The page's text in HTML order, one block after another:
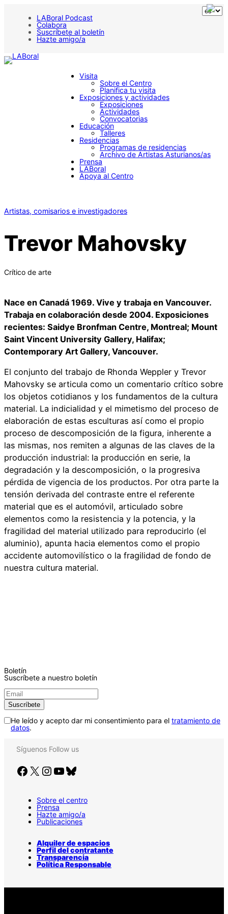
LABoral Podcast
Colabora
Suscríbete al boletín
Hazte amigo/a
Visita
Sobre el Centro
Planifica tu visita
Exposiciones y actividades
Exposiciones
Actividades
Convocatorias
Educación
Talleres
Residencias
Programas de residencias
Archivo de Artistas Asturianos/as
Prensa
LABoral
Apoya al Centro
Artistas, comisarios e investigadores
Trevor Mahovsky
Crítico de arte
Nace en Canadá 1969. Vive y trabaja en Vancouver.
Trabaja en colaboración desde 2004. Exposiciones
recientes: Saidye Bronfman Centre, Montreal; Mount
Saint Vincent University Gallery, Halifax;
Contemporary Art Gallery, Vancouver.
El conjunto del trabajo de Rhonda Weppler y Trevor
Mahovsky se articula como un comentario crítico sobre
los objetos cotidianos y los fundamentos de la cultura
material. La indicialidad y el mimetismo del proceso de
elaboración de estas esculturas así como el propio
proceso de descomposición de la figura, inherente a
las mismas, nos remiten a algunas de las claves de la
producción industrial: la producción en serie, la
degradación y la descomposición, o la progresiva
pérdida de vigencia de los productos. Por otra parte la
tensión derivada del contraste entre el referente
material que es el automóvil, articulado sobre
elementos como la resistencia y la potencia, y la
fragilidad del material utilizado para reproducirlo (el
aluminio), apunta hacia elementos como el propio
accidente automovilístico o la fragilidad de fondo de
nuestra cultura material.
Boletín
Suscríbete a nuestro boletín
He leído y acepto dar mi consentimiento para el tratamiento de
datos.
Síguenos Follow us
Facebook X Instagram YouTube Bluesky
Sobre el centro
Prensa
Hazte amigo/a
Publicaciones
Alquiler de espacios
Perfil del contratante
Transparencia
Política Responsable